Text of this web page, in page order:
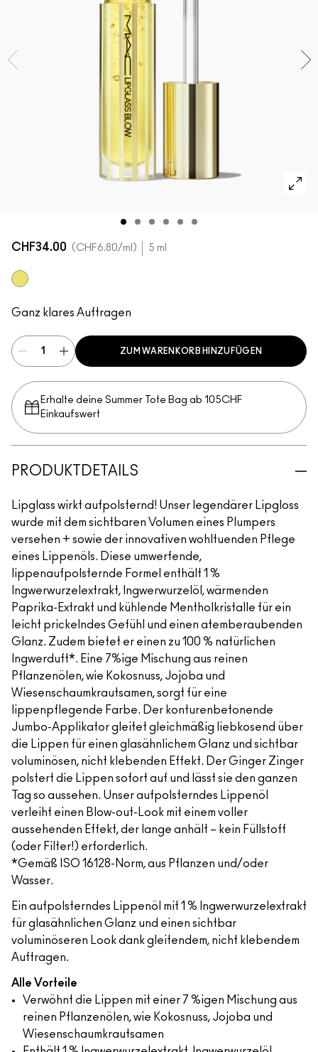
ALLE GESICHTSPRODUKTE SHOPPEN
ALLE AUGENPRODUKTE SHOPPEN
ALLE PINSEL KAUFEN
CHF34.00 CHF6.80/ml 5 ml
Ganz klares Auftragen
ZUM WARENKORB HINZUFÜGEN
Erhalte deine Summer Tote Bag ab 105CHF
Einkaufswert​
PRODUKTDETAILS
Lipglass wirkt aufpolsternd! Unser legendärer Lipgloss
wurde mit dem sichtbaren Volumen eines Plumpers
versehen + sowie der innovativen wohltuenden Pflege
eines Lippenöls. Diese umwerfende,
lippenaufpolsternde Formel enthält 1 %
Ingwerwurzelextrakt, Ingwerwurzelöl, wärmenden
Paprika-Extrakt und kühlende Mentholkristalle für ein
leicht prickelndes Gefühl und einen atemberaubenden
Glanz. Zudem bietet er einen zu 100 % natürlichen
Ingwerduft*. Eine 7%ige Mischung aus reinen
Pflanzenölen, wie Kokosnuss, Jojoba und
Wiesenschaumkrautsamen, sorgt für eine
lippenpflegende Farbe. Der konturenbetonende
Jumbo-Applikator gleitet gleichmäßig liebkosend über
die Lippen für einen glasähnlichem Glanz und sichtbar
voluminösen, nicht klebenden Effekt. Der Ginger Zinger
polstert die Lippen sofort auf und lässt sie den ganzen
Tag so aussehen. Unser aufpolsterndes Lippenöl
verleiht einen Blow-out-Look mit einem voller
aussehenden Effekt, der lange anhält – kein Füllstoff
(oder Filter!) erforderlich.
*Gemäß ISO 16128-Norm, aus Pflanzen und/oder
Wasser.
Ein aufpolsterndes Lippenöl mit 1 % Ingwerwurzelextrakt
für glasähnlichen Glanz und einen sichtbar
voluminöseren Look dank gleitendem, nicht klebendem
Auftragen.
Alle Vorteile
Verwöhnt die Lippen mit einer 7 %igen Mischung aus
reinen Pflanzenölen, wie Kokosnuss, Jojoba und
Wiesenschaumkrautsamen